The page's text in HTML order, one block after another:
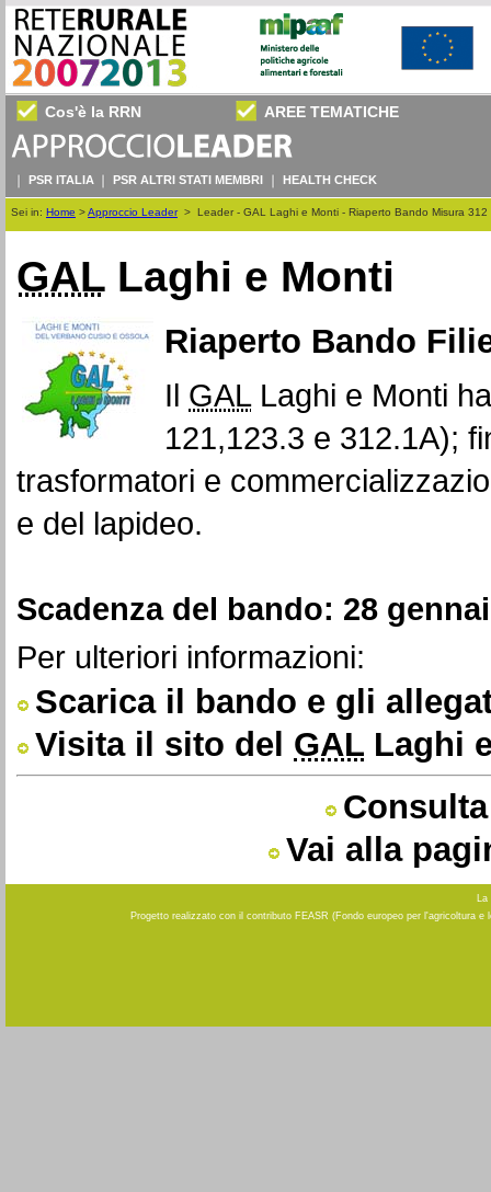
Cos'è la RRN AREE TEMATICHE
PSR ITALIA PSR ALTRI STATI MEMBRI HEALTH CHECK
Sei in: Home >Approccio Leader> Leader - GAL Laghi e Monti - Riaperto Bando Misura 312
GAL Laghi e Monti
Riaperto Bando
Il GALLaghi e Monti
121,123.3 e 312.1A);
trasformatori e
e del lapideo.
Scadenza del bando: 28
Per ulteriori informazioni:
Scarica il bando e gli
Visita il sito del GAL Laghi
Vai alla
La
Progetto realizzato con il contributo FEASR (Fondo europeo per l'agricoltura